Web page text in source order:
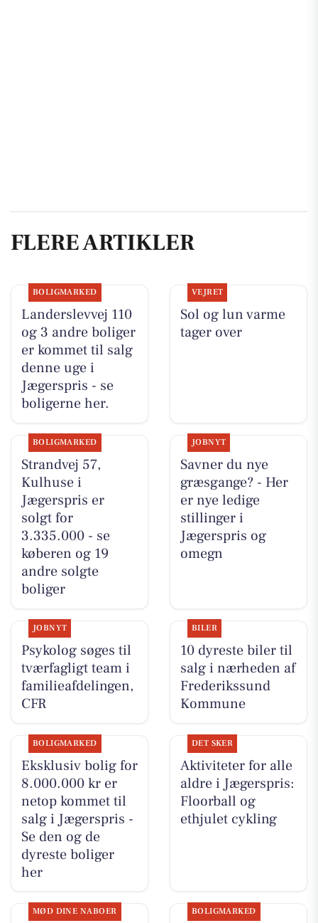
FLERE ARTIKLER
BOLIGMARKED
Landerslevvej 110
og 3 andre boliger
er kommet til salg
denne uge i
Jægerspris - se
boligerne her.
VEJRET
Sol og lun varme
tager over
BOLIGMARKED
Strandvej 57,
Kulhuse i
Jægerspris er
solgt for
3.335.000 - se
køberen og 19
andre solgte
boliger
JOBNYT
Savner du nye
græsgange? - Her
er nye ledige
stillinger i
Jægerspris og
omegn
JOBNYT
Psykolog søges til
tværfagligt team i
familieafdelingen,
CFR
BILER
10 dyreste biler til
salg i nærheden af
Frederikssund
Kommune
BOLIGMARKED
Eksklusiv bolig for
8.000.000 kr er
netop kommet til
salg i Jægerspris -
Se den og de
dyreste boliger
her
DET SKER
Aktiviteter for alle
aldre i Jægerspris:
Floorball og
ethjulet cykling
MØD DINE NABOER BOLIGMARKED